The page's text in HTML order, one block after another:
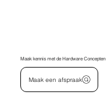
Maak kennis met de Hardware Concepten
Maak een afspraak